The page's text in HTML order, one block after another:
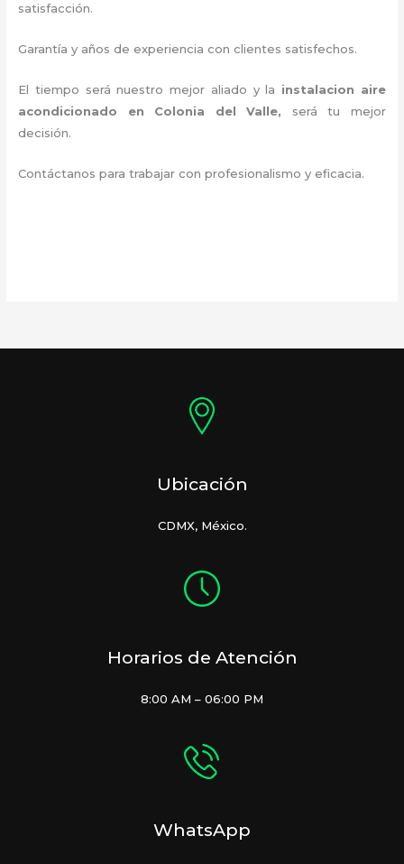
satisfacción.
Garantía y años de experiencia con clientes satisfechos.
El tiempo será nuestro mejor aliado y la instalacion aire
acondicionado en Colonia del Valle, será tu mejor
decisión.
Contáctanos para trabajar con profesionalismo y eficacia.
Ubicación
CDMX, México.
Horarios de Atención
8:00 AM – 06:00 PM
WhatsApp